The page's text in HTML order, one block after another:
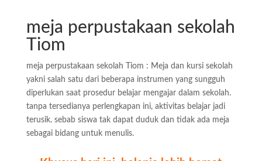
meja perpustakaan sekolah
Tiom
meja perpustakaan sekolah Tiom : Meja dan kursi sekolah
yakni salah satu dari beberapa instrumen yang sungguh
diperlukan saat prosedur belajar mengajar dalam sekolah.
tanpa tersedianya perlengkapan ini, aktivitas belajar jadi
terusik. sebab siswa tak dapat duduk dan tidak ada meja
sebagai bidang untuk menulis.